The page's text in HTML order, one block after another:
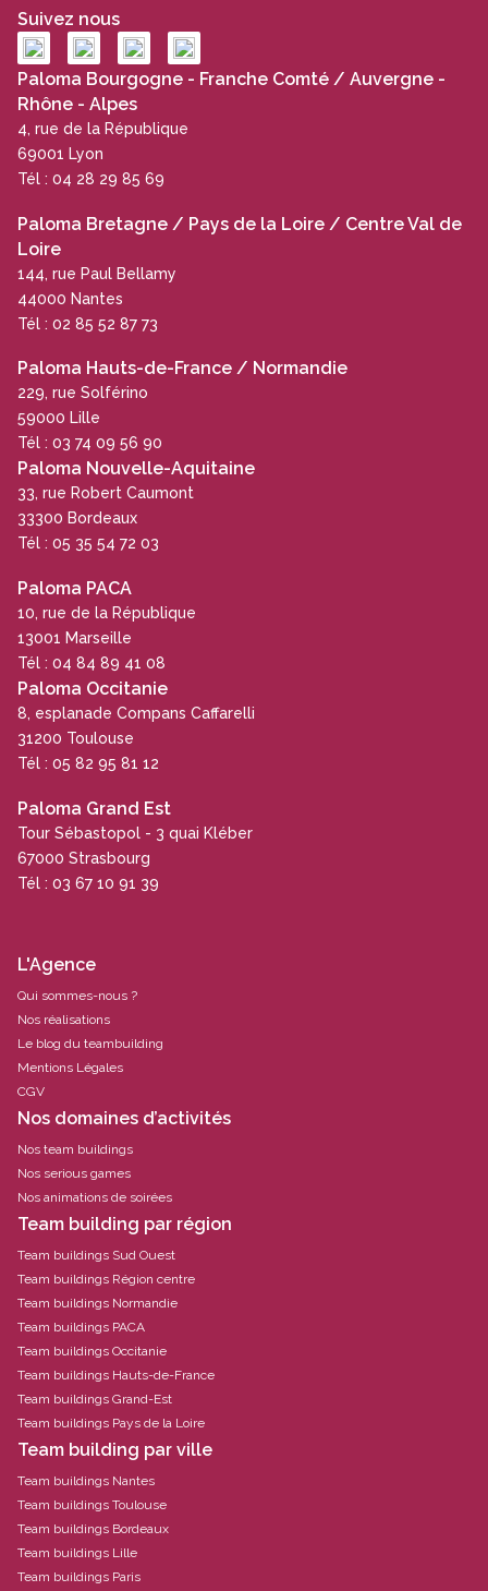
Suivez nous
Paloma Bourgogne - Franche Comté / Auvergne -
Rhône - Alpes
4, rue de la République
69001 Lyon
Tél : 04 28 29 85 69
Paloma Bretagne / Pays de la Loire / Centre Val de
Loire
144, rue Paul Bellamy
44000 Nantes
Tél : 02 85 52 87 73
Paloma Hauts-de-France / Normandie
229, rue Solférino
59000 Lille
Tél : 03 74 09 56 90
Paloma Nouvelle-Aquitaine
33, rue Robert Caumont
33300 Bordeaux
Tél : 05 35 54 72 03
Paloma PACA
10, rue de la République
13001 Marseille
Tél : 04 84 89 41 08
Paloma Occitanie
8, esplanade Compans Caffarelli
31200 Toulouse
Tél : 05 82 95 81 12
Paloma Grand Est
Tour Sébastopol - 3 quai Kléber
67000 Strasbourg
Tél : 03 67 10 91 39
L'Agence
Qui sommes-nous ?
Nos réalisations
Le blog du teambuilding
Mentions Légales
CGV
Nos domaines d’activités
Nos team buildings
Nos serious games
Nos animations de soirées
Team building par région
Team buildings Sud Ouest
Team buildings Région centre
Team buildings Normandie
Team buildings PACA
Team buildings Occitanie
Team buildings Hauts-de-France
Team buildings Grand-Est
Team buildings Pays de la Loire
Team building par ville
Team buildings Nantes
Team buildings Toulouse
Team buildings Bordeaux
Team buildings Lille
Team buildings Paris